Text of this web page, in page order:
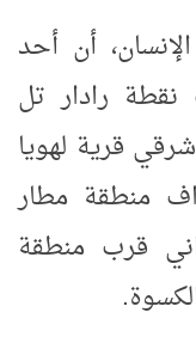
أن أحد
نقطة رادار تل
قرية لهويا
منطقة مطار
قرب منطقة
.